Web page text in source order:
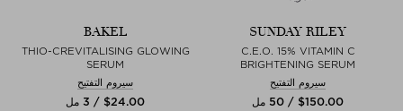
SUNDAY RILEY
C.E.O. 15% VITAMIN C
BRIGHTENING SERUM
سيروم التفتيح
$‌150.00 / 50 مل
BAKEL
THIO-CREVITALISING GLOWING
SERUM
سيروم التفتيح
$‌24.00 / 3 مل